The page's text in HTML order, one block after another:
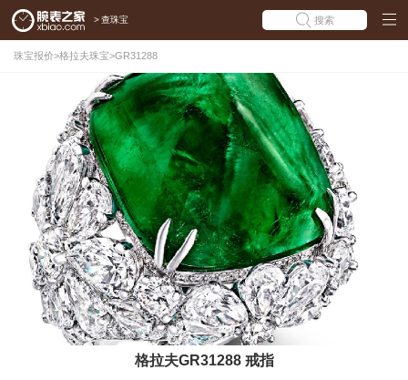
> 查珠宝 搜索
珠宝报价>格拉夫珠宝>GR31288
格拉夫GR31288 戒指